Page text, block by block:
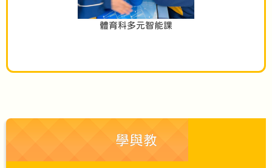
體育科多元智能課
學與教